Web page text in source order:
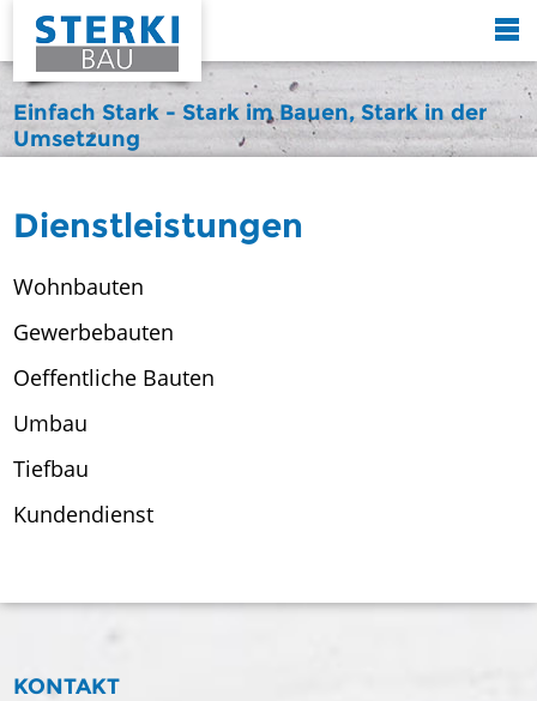
Einfach Stark - Stark im Bauen, Stark in der
Umsetzung
Dienstleistungen
Wohnbauten
Gewerbebauten
Oeffentliche Bauten
Umbau
Tiefbau
Kundendienst
KONTAKT